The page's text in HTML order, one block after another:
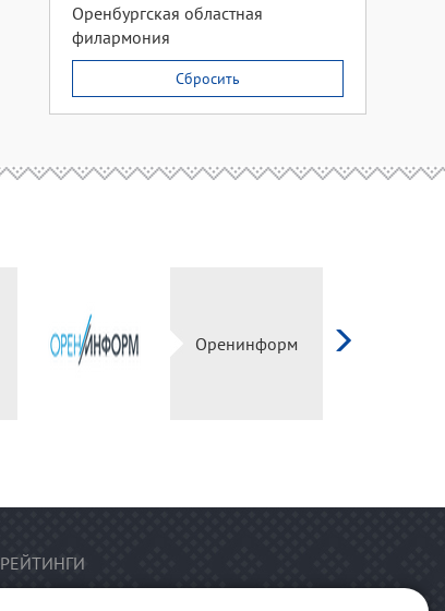
Оренбургская областная
филармония
Сбросить
Оренинформ
РЕЙТИНГИ